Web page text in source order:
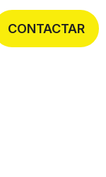
CONTACTAR